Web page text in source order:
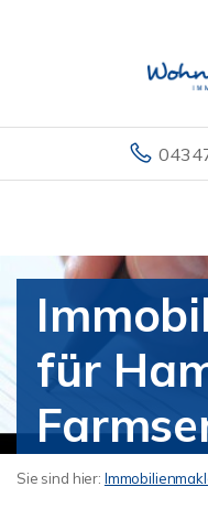
für
Sie sind hier: